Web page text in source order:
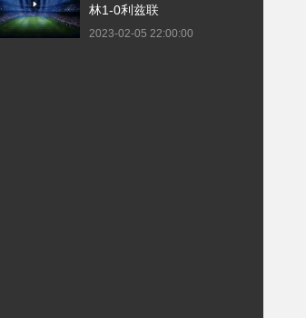
林1-0利兹联
2023-02-05 22:00:00